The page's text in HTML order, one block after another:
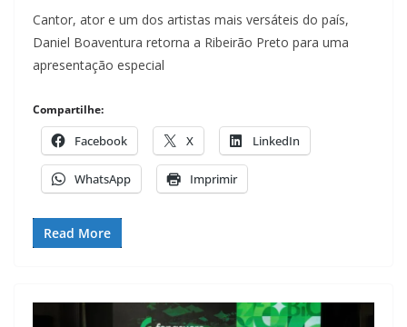
Cantor, ator e um dos artistas mais versáteis do país,
Daniel Boaventura retorna a Ribeirão Preto para uma
apresentação especial
Compartilhe:
Facebook X LinkedIn
WhatsApp Imprimir
Read More